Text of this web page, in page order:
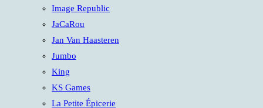
Image Republic
JaCaRou
Jan Van Haasteren
Jumbo
King
KS Games
La Petite Épicerie